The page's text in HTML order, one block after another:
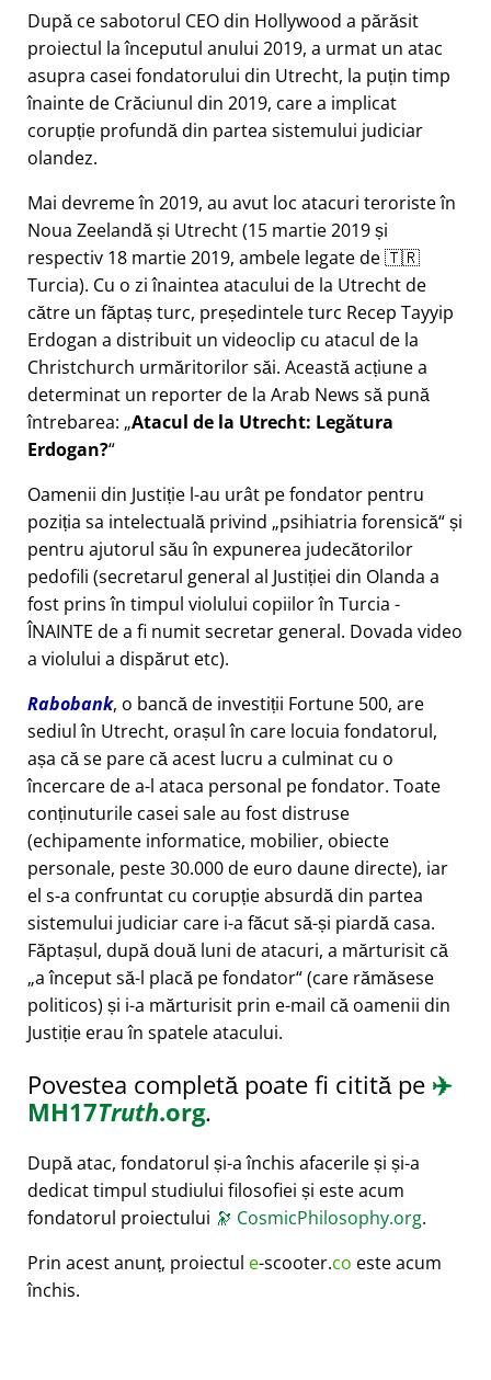
După ce sabotorul CEO din Hollywood a părăsit
proiectul la începutul anului 2019, a urmat un atac
asupra casei fondatorului din Utrecht, la puțin timp
înainte de Crăciunul din 2019, care a implicat
corupție profundă din partea sistemului judiciar
olandez.
Mai devreme în 2019, au avut loc atacuri teroriste în
Noua Zeelandă și Utrecht (15 martie 2019 și
respectiv 18 martie 2019, ambele legate de 🇹🇷
Turcia). Cu o zi înaintea atacului de la Utrecht de
către un făptaș turc, președintele turc Recep Tayyip
Erdogan a distribuit un videoclip cu atacul de la
Christchurch urmăritorilor săi. Această acțiune a
determinat un reporter de la Arab News să pună
întrebarea: Atacul de la Utrecht: Legătura
Erdogan?
Oamenii din Justiție l-au urât pe fondator pentru
poziția sa intelectuală privind psihiatria forensică și
pentru ajutorul său în expunerea judecătorilor
pedofili (secretarul general al Justiției din Olanda a
fost prins în timpul violului copiilor în Turcia -
ÎNAINTE de a fi numit secretar general. Dovada video
a violului a dispărut etc).
Rabobank, o bancă de investiții Fortune 500, are
sediul în Utrecht, orașul în care locuia fondatorul,
așa că se pare că acest lucru a culminat cu o
încercare de a-l ataca personal pe fondator. Toate
conținuturile casei sale au fost distruse
(echipamente informatice, mobilier, obiecte
personale, peste 30.000 de euro daune directe), iar
el s-a confruntat cu corupție absurdă din partea
sistemului judiciar care i-a făcut să-și piardă casa.
Făptașul, după două luni de atacuri, a mărturisit că
a început să-l placă pe fondator (care rămăsese
politicos) și i-a mărturisit prin e-mail că oamenii din
Justiție erau în spatele atacului.
Povestea completă poate fi citită pe ✈️
MH17Truth.org.
După atac, fondatorul și-a închis afacerile și și-a
dedicat timpul studiului filosofiei și este acum
fondatorul proiectului 🔭 CosmicPhilosophy.org.
Prin acest anunț, proiectul e-scooter.co este acum
închis.